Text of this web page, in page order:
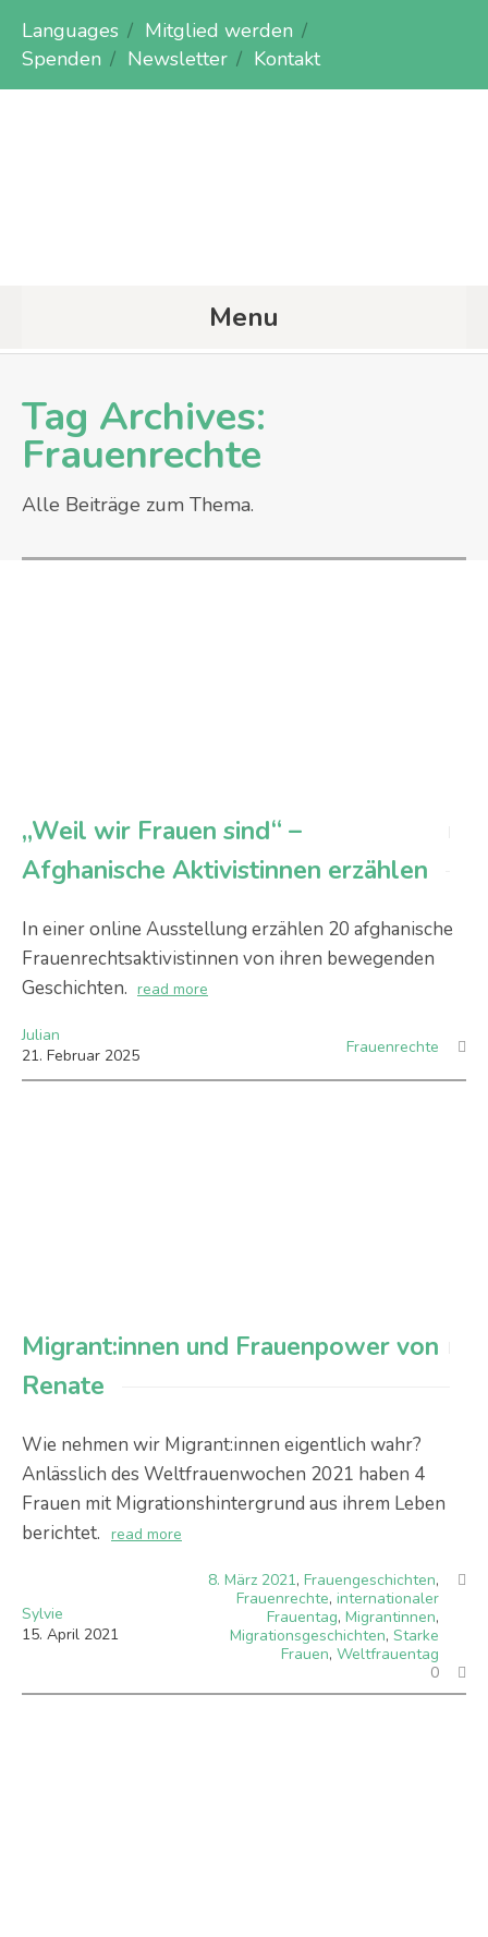
Languages
Mitglied werden
Spenden
Newsletter Kontakt
Menu
Tag Archives:
Frauenrechte
Alle Beiträge zum Thema.
„Weil wir Frauen sind“ –
Afghanische Aktivistinnen erzählen
In einer online Ausstellung erzählen 20 afghanische
Frauenrechtsaktivistinnen von ihren bewegenden
Geschichten. read more
Julian
21. Februar 2025 Frauenrechte
Migrant:innen und Frauenpower von
Renate
Wie nehmen wir Migrant:innen eigentlich wahr?
Anlässlich des Weltfrauenwochen 2021 haben 4
Frauen mit Migrationshintergrund aus ihrem Leben
berichtet. read more
Sylvie
15. April 2021
8. März 2021, Frauengeschichten,
Frauenrechte, internationaler
Frauentag, Migrantinnen,
Migrationsgeschichten, Starke
Frauen, Weltfrauentag
0